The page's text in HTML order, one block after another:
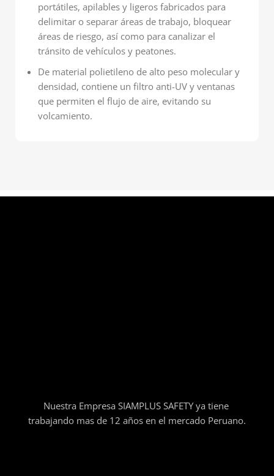
portátiles, apilables y ligeros fabricados para
delimitar o separar áreas de trabajo, bloquear
áreas de riesgo, así como para canalizar el
tránsito de vehículos y peatones.
De material polietileno de alto peso molecular y
densidad, contiene un filtro anti-UV y ventanas
que permiten el flujo de aire, evitando su
volcamiento.
Nuestra Empresa SIAMPLUS SAFETY ya tiene
trabajando mas de 12 años en el mercado Peruano.